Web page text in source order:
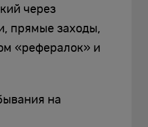
через
прямые заходы,
«рефералок» и
на